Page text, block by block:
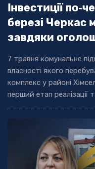
Інвестиції
березі Черкас
завдяки
7 травня комунальне
власності якого
комплекс у районі
перший етап реалізації